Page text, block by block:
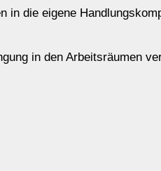
in die eigene
in den Arbeitsräumen